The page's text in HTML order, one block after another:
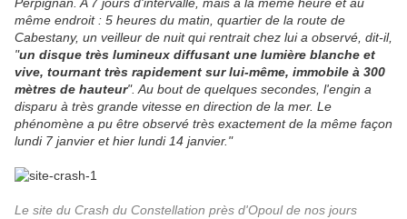
même endroit : 5 heures du matin, quartier de la route de
Cabestany, un veilleur de nuit qui rentrait chez lui a observé, dit-il,
"un disque très lumineux diffusant une lumière blanche et
vive, tournant très rapidement sur lui-même, immobile à 300
mètres de hauteur". Au bout de quelques secondes, l'engin a
disparu à très grande vitesse en direction de la mer. Le
phénomène a pu être observé très exactement de la même façon
lundi 7 janvier et hier lundi 14 janvier."
Le site du Crash du Constellation près d'Opoul de nos jours